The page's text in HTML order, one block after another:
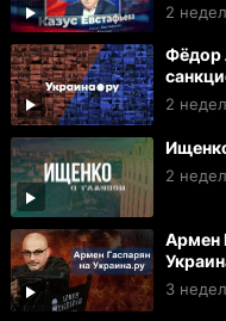
2
Фёдор
2
2
Армен
3